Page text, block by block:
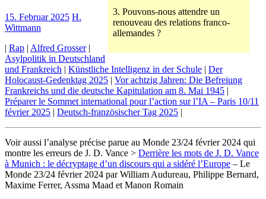
3. Pouvons-nous attendre un
renouveau des relations franco-
allemandes ?
15. Februar 2025 H.
Wittmann
| Rap | Alfred Grosser|
Asylpolitik in Deutschland
und Frankreich | Künstliche Intelligenz in der Schule | Der
Holocaust-Gedenktag 2025 | Vor achtzig Jahren: Die Befreiung
Frankreichs und die deutsche Kapitulation am 8. Mai 1945 |
Préparer le Sommet international pour l’action sur l’IA – Paris 10/11
février 2025 | Deutsch-französischer Tag 2025 |
Voir aussi l’analyse précise parue au Monde 23/24 février 2024 qui
montre les erreurs de J. D. Vance > Derrière les mots de J. D. Vance
à Munich : le décryptage d’un discours qui a sidéré l’Europe – Le
Monde 23/24 février 2024 par William Audureau, Philippe Bernard,
Maxime Ferrer, Assma Maad et Manon Romain